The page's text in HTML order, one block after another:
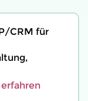
CRM für